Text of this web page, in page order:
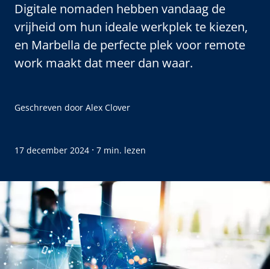
Digitale nomaden hebben vandaag de
vrijheid om hun ideale werkplek te kiezen,
en Marbella de perfecte plek voor remote
work maakt dat meer dan waar.
Geschreven door Alex Clover
17 december 2024 · 7 min. lezen